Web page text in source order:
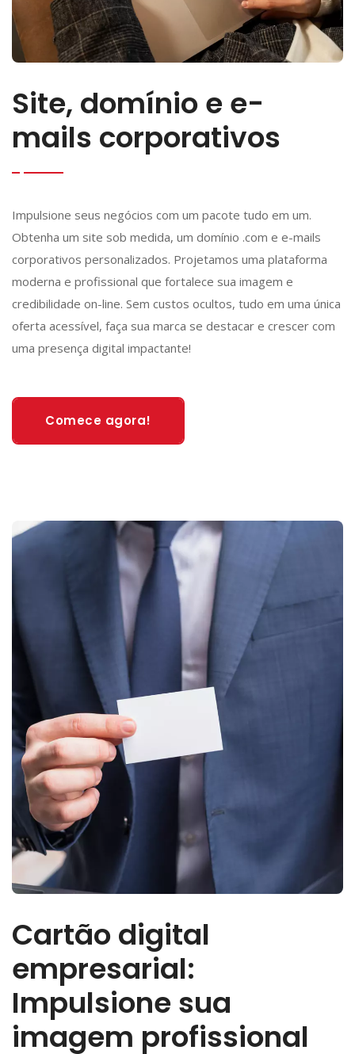
Site, domínio e e-
mails corporativos
Impulsione seus negócios com um pacote tudo em um.
Obtenha um site sob medida, um domínio .com e e-mails
corporativos personalizados. Projetamos uma plataforma
moderna e profissional que fortalece sua imagem e
credibilidade on-line. Sem custos ocultos, tudo em uma única
oferta acessível, faça sua marca se destacar e crescer com
uma presença digital impactante!
Comece agora!
Cartão digital
empresarial:
Impulsione sua
imagem profissional